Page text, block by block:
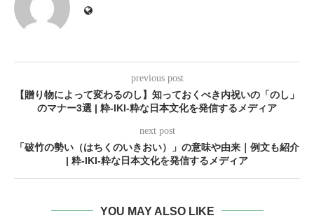
previous post
【贈り物によって変わるのし】知っておくべき内祝いの「のし」
のマナー3選 | 粋-IKI-粋な日本文化を発信するメディア
next post
「破竹の勢い（はちくのいきおい）」の意味や由来｜例文も紹介
| 粋-IKI-粋な日本文化を発信するメディア
YOU MAY ALSO LIKE